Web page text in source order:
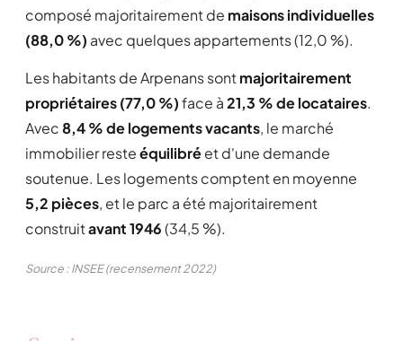
composé majoritairement de maisons individuelles
(88,0 %) avec quelques appartements (12,0 %).
Les habitants de Arpenans sontmajoritairement
propriétaires (77,0 %)face à21,3 % de locataires.
Avec8,4 % de logements vacants, le marché
immobilier resteéquilibréet d'une demande
soutenue. Les logements comptent en moyenne
5,2 pièces, et le parc a été majoritairement
construitavant 1946(34,5 %).
Source : INSEE (recensement 2022)